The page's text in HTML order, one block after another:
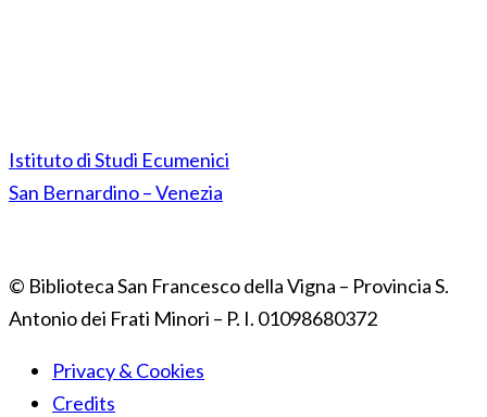
Istituto di Studi Ecumenici
San Bernardino – Venezia
© Biblioteca San Francesco della Vigna – Provincia S.
Antonio dei Frati Minori – P. I. 01098680372
Privacy & Cookies
Credits